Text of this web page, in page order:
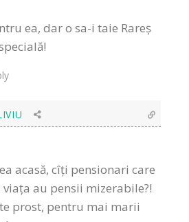
ea, dar o sa-i taie Rareș
acasă, cîți pensionari care
au pensii mizerabile?!
prost, pentru mai marii